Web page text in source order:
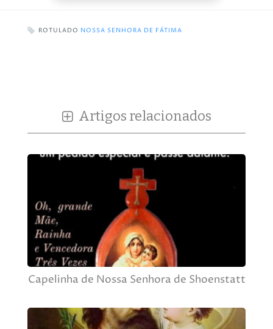
ROTULADO NOSSA SENHORA DE FÁTIMA
Artigos relacionados
Capelinha de Nossa Senhora de Shoenstatt